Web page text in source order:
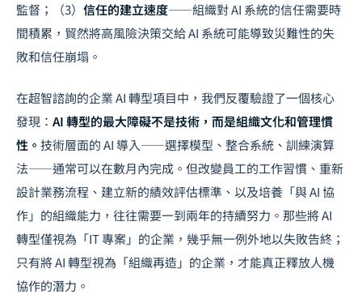
監督；（3） 信任的建立速度——組織對 AI 系統的信任需要時
間積累，貿然將高風險決策交給 AI 系統可能導致災難性的失
敗和信任崩塌。
在超智諮詢的企業 AI 轉型項目中，我們反覆驗證了一個核心
發現： AI 轉型的最大障礙不是技術，而是組織文化和管理慣
性。 技術層面的 AI 導入——選擇模型、整合系統、訓練演算
法——通常可以在數月內完成。但改變員工的工作習慣、重新
設計業務流程、建立新的績效評估標準、以及培養「與 AI 協
作」的組織能力，往往需要一到兩年的持續努力。那些將 AI
轉型僅視為「IT 專案」的企業，幾乎無一例外地以失敗告終；
只有將 AI 轉型視為「組織再造」的企業，才能真正釋放人機
協作的潛力。